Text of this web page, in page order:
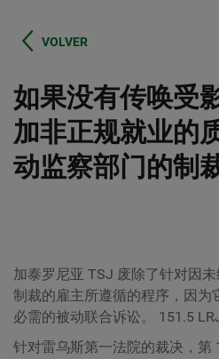
VOLVER
如果没有传唤受
加非正规就业的
动监察部门的制
加泰罗尼亚 TSJ 废除了针对因
制裁的雇主所遵循的程序，因为
必需的被动联合诉讼。 151.5
针对雷乌斯第一法院的裁决，